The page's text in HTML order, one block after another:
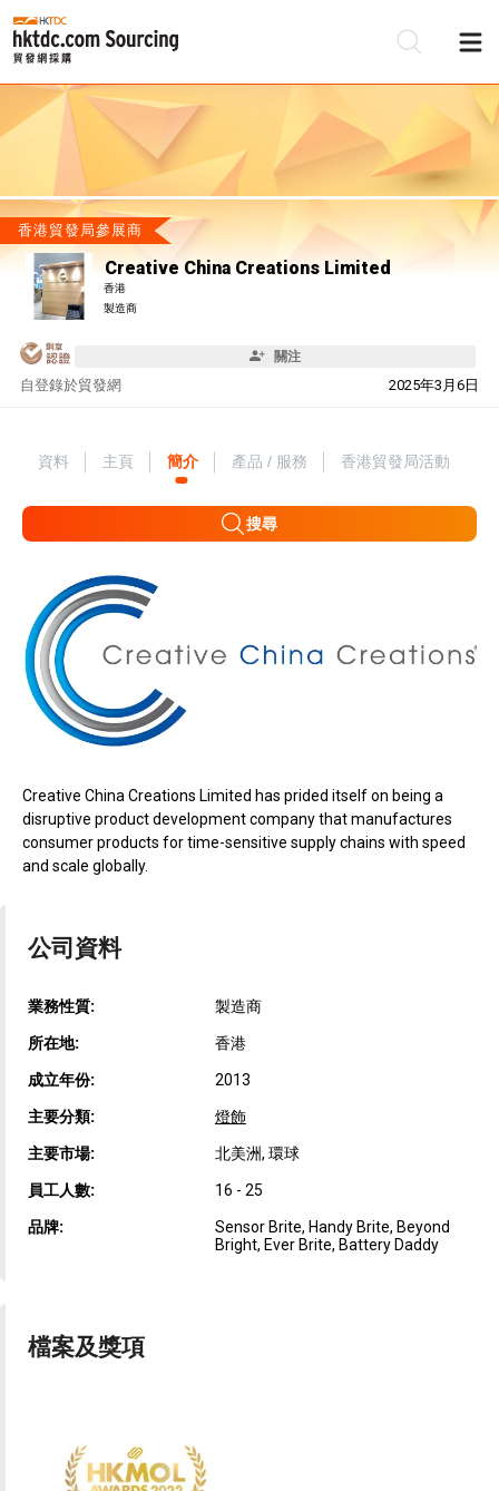
香港貿發局參展商
Creative China Creations Limited
香港
製造商
關注
自 2025年3月6日
登錄於貿發網
資料 主頁 簡介 產品 / 服務 香港貿發局活動
搜尋
Creative China Creations Limited has prided itself on being a
disruptive product development company that manufactures
consumer products for time-sensitive supply chains with speed
and scale globally.
公司資料
業務性質: 製造商
所在地: 香港
成立年份: 2013
主要分類: 燈飾
主要市場: 北美洲, 環球
員工人數: 16 - 25
品牌:
Sensor Brite, Handy Brite, Beyond
Bright, Ever Brite, Battery Daddy
檔案及獎項